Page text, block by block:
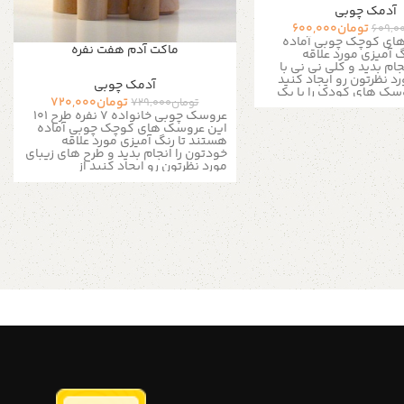
آدمک چوبی
تومان600,000
کوچک چوبی آماده
آمیزی مورد علاقه
بدید و کلی نی نی با
نظرتون رو ایجاد کنید
های کودک را با یک
ارمغان می آورد و به
می دهد تا آنها را
تمام قطعات صاف و
رسید.
کمک بگیرید و طرح های
رو ایجاد کنید
عروسک عرضه می
: عروسک چوبی جنس :
چوب ساده روشن اندازه : طول ۹
سانتی متر عرض ۳ الی ۴ سانتی متر
بدن لایه نیم پلی
آمیزی آسان اگر شما به
جدید برای طراحی
هستید به شما وب سایت pinterest را
برای اطلاعات بیشتر
و یا به شماره
ماکت آدم هفت نفره
آدمک چوبی
تومان729,000تومان720,000
عروسک چوبی خانواده 7 نفره طرح 101
این عروسک های کوچک چوبی آماده
هستند تا رنگ آمیزی مورد علاقه
خودتون را انجام بدید و طرح های زیبای
مورد نظرتون رو ایجاد کنید از
خلاقیتتون کمک بگیرید و طرح رنگی
مخصوص به خودتون رو ایجاد کنید این
مجموعه با ۲ عروسک عرضه می شود.
محصول : عروسک چوبی جنس : چوب
ساده روشن اندازه کلی : طول ۹ سانتی
متر عرض ۳ الی ۴ سانتی متر پدر :طول
۹ سانتی متر عرض ۳ الی ۴ سانتی متر
مادر :طول ۸ سانتی متر عرض ۳ الی ۴
سانتی متر دختر :طول ۷ سانتی متر
عرض ۳ الی ۴ سانتی متر پسر: طول ۶
سانتی متر نوه دختر : ۵ سانتی متر
دنبال ایده های جدید برای طراحی